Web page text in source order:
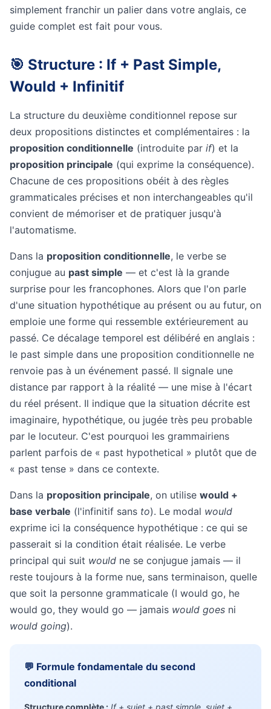
simplement franchir un palier dans votre anglais, ce
guide complet est fait pour vous.
🎯 Structure : If + Past Simple,
Would + Infinitif
La structure du deuxième conditionnel repose sur
deux propositions distinctes et complémentaires : la
proposition conditionnelle (introduite par if) et la
proposition principale (qui exprime la conséquence).
Chacune de ces propositions obéit à des règles
grammaticales précises et non interchangeables qu'il
convient de mémoriser et de pratiquer jusqu'à
l'automatisme.
Dans la proposition conditionnelle, le verbe se
conjugue au past simple — et c'est là la grande
surprise pour les francophones. Alors que l'on parle
d'une situation hypothétique au présent ou au futur, on
emploie une forme qui ressemble extérieurement au
passé. Ce décalage temporel est délibéré en anglais :
le past simple dans une proposition conditionnelle ne
renvoie pas à un événement passé. Il signale une
distance par rapport à la réalité — une mise à l'écart
du réel présent. Il indique que la situation décrite est
imaginaire, hypothétique, ou jugée très peu probable
par le locuteur. C'est pourquoi les grammairiens
parlent parfois de « past hypothetical » plutôt que de
« past tense » dans ce contexte.
Dans la proposition principale, on utilise would +
base verbale (l'infinitif sans to). Le modal would
exprime ici la conséquence hypothétique : ce qui se
passerait si la condition était réalisée. Le verbe
principal qui suit would ne se conjugue jamais — il
reste toujours à la forme nue, sans terminaison, quelle
que soit la personne grammaticale (I would go, he
would go, they would go — jamais would goes ni
would going).
💬 Formule fondamentale du second
conditional
Structure complète : If + sujet + past simple, sujet +